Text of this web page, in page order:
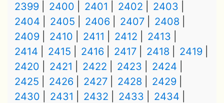
2399
2400 2401 2402
2403
2404
2405 2406 2407
2408
2409
2410 2411 2412
2413
2414
2415 2416 2417 2418
2419
2420
2421 2422 2423
2424
2425
2426 2427 2428
2429
2430
2431 2432 2433
2434